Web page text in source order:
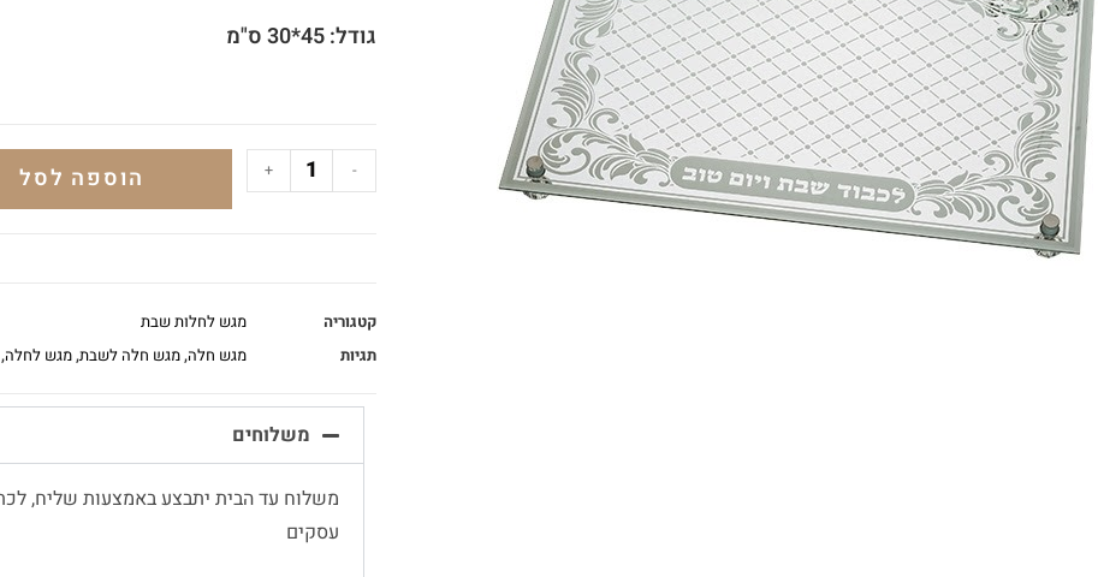
גודל: 45*30 ס"מ
-
+ הוספה לסל
קטגוריה
מגש לחלות שבת
תגיות
מגש חלה,מגש חלה לשבת,מגש לחלה,
משלוחים
עסקים